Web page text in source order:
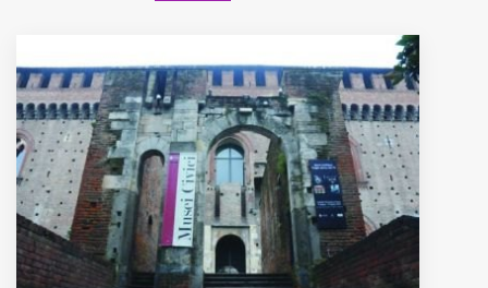
RUBRICHE
MUNICIPI
Inviateci le vostre segnalazioni
Iscriviti alla newsletter